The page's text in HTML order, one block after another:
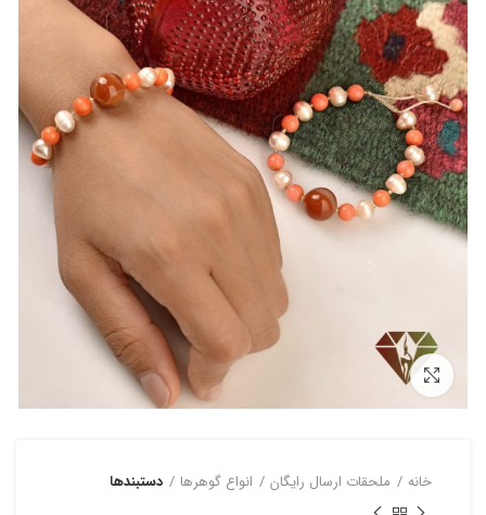
بزرگنمایی تصویر
خانه ملحقات ارسال رایگان انواع گوهرها دستبند‌ها